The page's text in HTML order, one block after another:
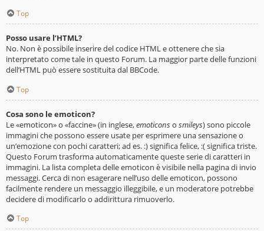
Top
Posso usare l’HTML?
No. Non è possibile inserire del codice HTML e ottenere che sia
interpretato come tale in questo Forum. La maggior parte delle funzioni
dell’HTML può essere sostituita dal BBCode.
Top
Cosa sono le emoticon?
Le «emoticon» o «faccine» (in inglese,emoticonso smileys) sono piccole
immagini che possono essere usate per esprimere una sensazione o
un’emozione con pochi caratteri; ad es. :) significa felice, :( significa triste.
Questo Forum trasforma automaticamente queste serie di caratteri in
immagini. La lista completa delle emoticon è visibile nella pagina di invio
messaggi. Cerca di non esagerare nell’uso delle emoticon, possono
facilmente rendere un messaggio illeggibile, e un moderatore potrebbe
decidere di modificarlo o addirittura rimuoverlo.
Top